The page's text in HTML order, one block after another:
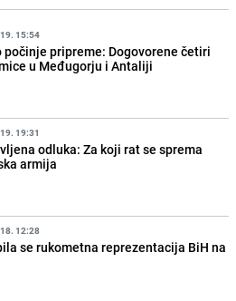
15:54
počinje pripreme: Dogovorene četiri
u Međugorju i Antaliji
19:31
odluka: Za koji rat se sprema
armija
12:28
se rukometna reprezentacija BiH na